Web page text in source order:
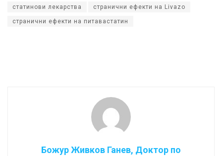
статинови лекарства странични ефекти на Livazo
странични ефекти на питавастатин
Божур Живков Ганев, Доктор по